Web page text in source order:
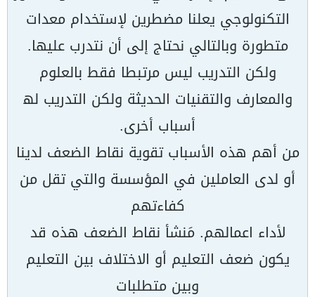
التكنولوجي یعلنا مضطرین لإستخدام معدات
متطورة وبالتالي نحتاج إلى أن نتدرب علیھا.
ولكن التدریب لیس مرتبطا فقط بالعلوم
والمعارف والتقنیات الحدیثة ولكن التدریب لھ
أسباب أخرى.
من أھم ھذه الأسباب تقویة نقاط الضعف لدینا
أو لدى العاملین في المؤسسة والتي تقل من
كفاءتھم
لأداء اعمالھم. مَنشأ نقاط الضعف ھذه قد
یكون ضعف التعلیم أو الاختلاف بین التعلیم
وبین متطلبات